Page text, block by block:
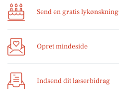
Send en gratis lykønskning
Opret mindeside
Indsend dit læserbidrag